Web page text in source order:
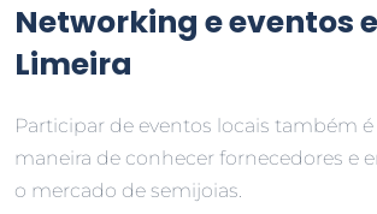
Networking e eventos
Limeira
Participar de eventos locais também
maneira de conhecer fornecedores e
o mercado de semijoias.